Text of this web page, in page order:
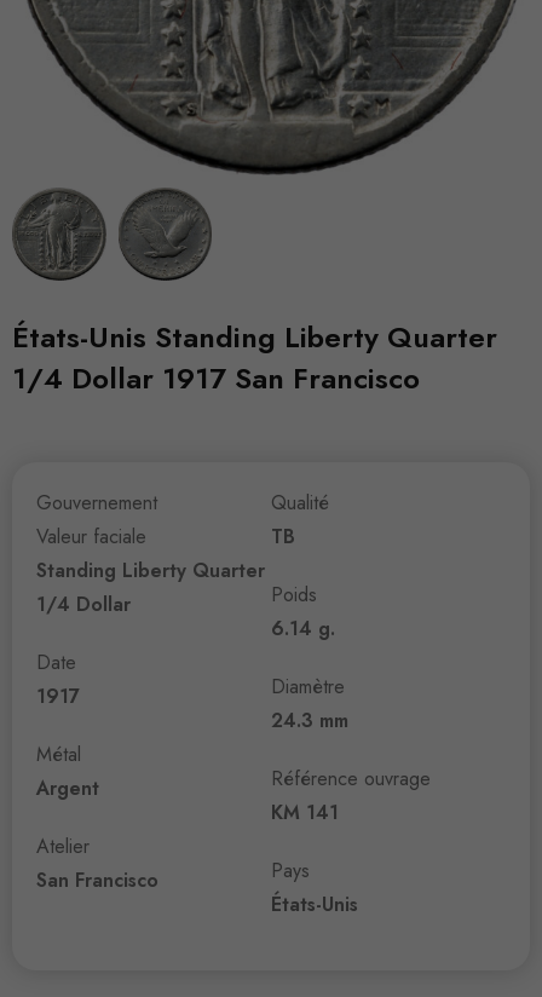
États-Unis Standing Liberty Quarter
1/4 Dollar 1917 San Francisco
Gouvernement
Valeur faciale
Standing Liberty Quarter
1/4 Dollar
Date
1917
Métal
Argent
Atelier
San Francisco
Qualité
TB
Poids
6.14 g.
Diamètre
24.3 mm
Référence ouvrage
KM 141
Pays
États-Unis